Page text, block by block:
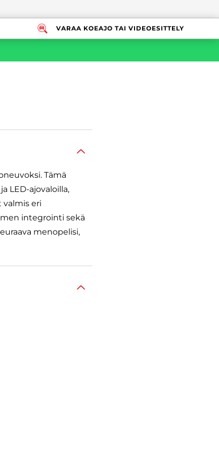
VARAA KOEAJO TAI VIDEOESITTELY
Tämä
LED-ajovaloilla,
eri
integrointi sekä
menopelisi,